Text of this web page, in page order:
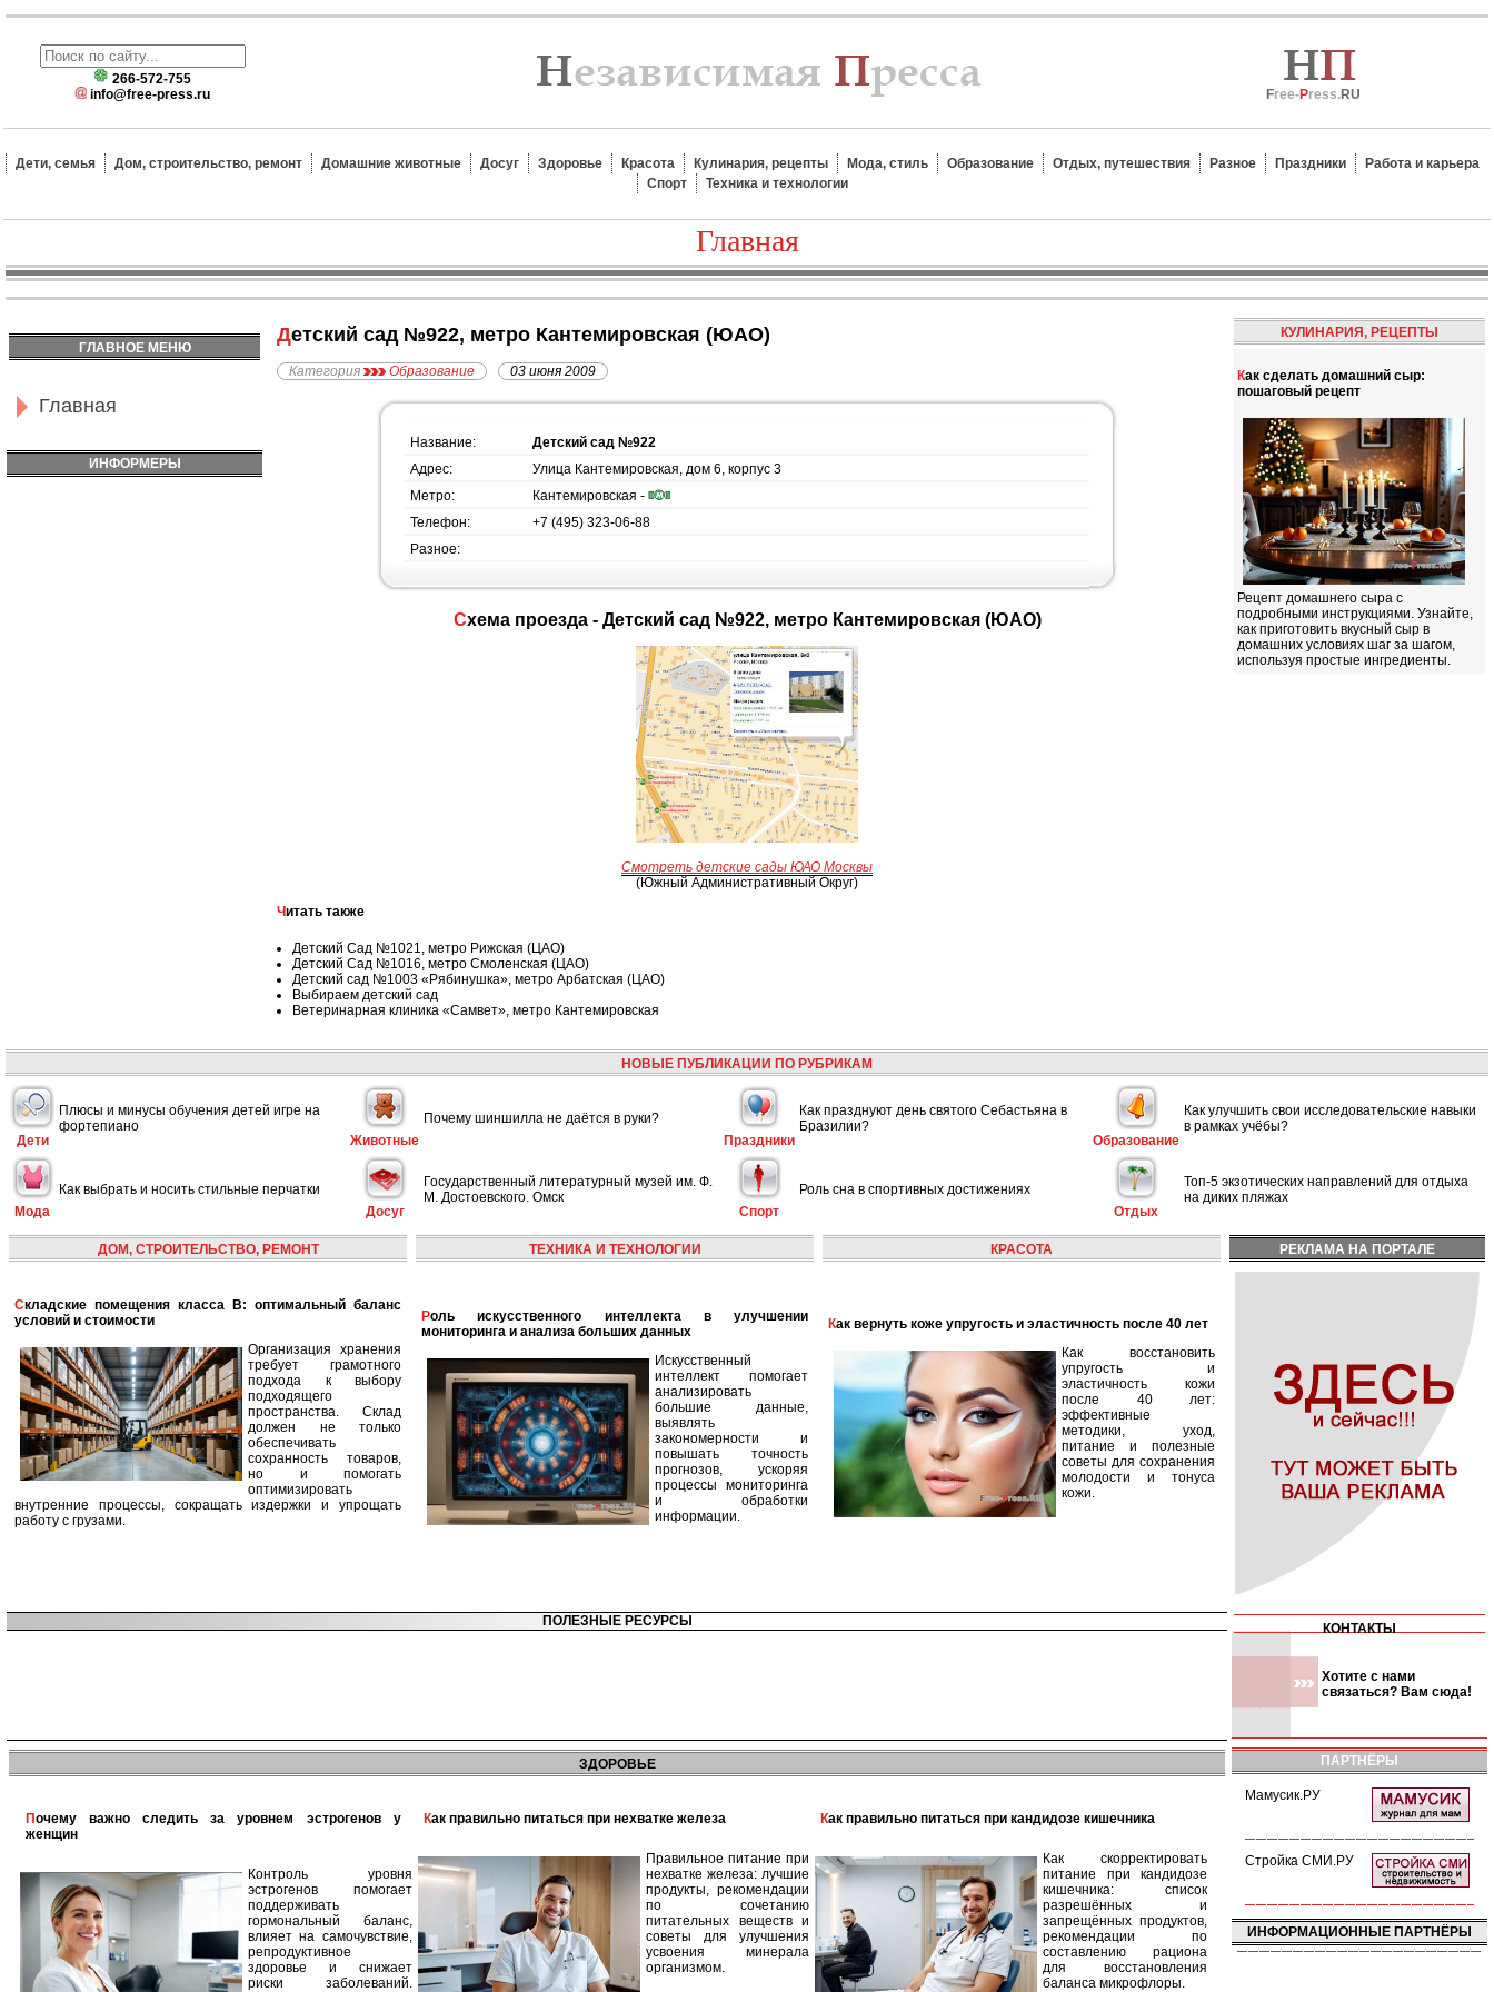
266-572-755
info@free-press.ru
Free-Press.RU
Дети, семья Дом, строительство, ремонт Домашние животные Досуг Здоровье Красота Кулинария, рецепты Мода, стиль Образование Отдых, путешествия Разное Праздники
Работа и карьера
Спорт
Техника и технологии
Главная
ГЛАВНОЕ МЕНЮ
Главная
ИНФОРМЕРЫ
Детский сад №922, метро Кантемировская (ЮАО)
Категория Образование 03 июня 2009
Название:
Детский сад №922
Адрес:
Улица Кантемировская, дом 6, корпус 3
Метро:
Кантемировская -
Телефон:
+7 (495) 323-06-88
Разное:
Схема проезда - Детский сад №922, метро Кантемировская (ЮАО)
Смотреть детские сады ЮАО Москвы
(Южный Административный Округ)
Читать также
Детский Сад №1021, метро Рижская (ЦАО)
Детский Сад №1016, метро Смоленская (ЦАО)
Детский сад №1003 «Рябинушка», метро Арбатская (ЦАО)
Выбираем детский сад
Ветеринарная клиника «Самвет», метро Кантемировская
КУЛИНАРИЯ, РЕЦЕПТЫ
Как сделать домашний сыр:
пошаговый рецепт
Рецепт домашнего сыра с
подробными инструкциями. Узнайте,
как приготовить вкусный сыр в
домашних условиях шаг за шагом,
используя простые ингредиенты.
НОВЫЕ ПУБЛИКАЦИИ ПО РУБРИКАМ
Дети
Плюсы и минусы обучения детей игре на
фортепиано
Животные
Почему шиншилла не даётся в руки?
Праздники
Как празднуют день святого Себастьяна в
Бразилии?
Образование
Как улучшить свои исследовательские навыки
в рамках учёбы?
Мода
Как выбрать и носить стильные перчатки
Досуг
Государственный литературный музей им. Ф.
М. Достоевского. Омск
Спорт
Роль сна в спортивных достижениях
Отдых
Топ-5 экзотических направлений для отдыха
на диких пляжах
ДОМ, СТРОИТЕЛЬСТВО, РЕМОНТ
Складские помещения класса B: оптимальный баланс
условий и стоимости
Организация хранения
требует грамотного
подхода к выбору
подходящего
пространства. Склад
должен не только
обеспечивать
сохранность товаров,
но и помогать
оптимизировать
внутренние процессы, сокращать издержки и упрощать
работу с грузами.
ТЕХНИКА И ТЕХНОЛОГИИ
Роль искусственного интеллекта в улучшении
мониторинга и анализа больших данных
Искусственный
интеллект помогает
анализировать
большие данные,
выявлять
закономерности и
повышать точность
прогнозов, ускоряя
процессы мониторинга
и обработки
информации.
КРАСОТА
Как вернуть коже упругость и эластичность после 40 лет
Как восстановить
упругость и
эластичность кожи
после 40 лет:
эффективные
методики, уход,
питание и полезные
советы для сохранения
молодости и тонуса
кожи.
РЕКЛАМА НА ПОРТАЛЕ
ПОЛЕЗНЫЕ РЕСУРСЫ КОНТАКТЫ
Хотите с нами
связаться? Вам сюда!
ЗДОРОВЬЕ
Почему важно следить за уровнем эстрогенов у
женщин
Контроль уровня
эстрогенов помогает
поддерживать
гормональный баланс,
влияет на самочувствие,
репродуктивное
здоровье и снижает
риски заболеваний.
Как правильно питаться при нехватке железа
Правильное питание при
нехватке железа: лучшие
продукты, рекомендации
по сочетанию
питательных веществ и
советы для улучшения
усвоения минерала
организмом.
Как правильно питаться при кандидозе кишечника
Как скорректировать
питание при кандидозе
кишечника: список
разрешённых и
запрещённых продуктов,
рекомендации по
составлению рациона
для восстановления
баланса микрофлоры.
ПАРТНЁРЫ
Мамусик.РУ
Стройка СМИ.РУ
ИНФОРМАЦИОННЫЕ ПАРТНЁРЫ